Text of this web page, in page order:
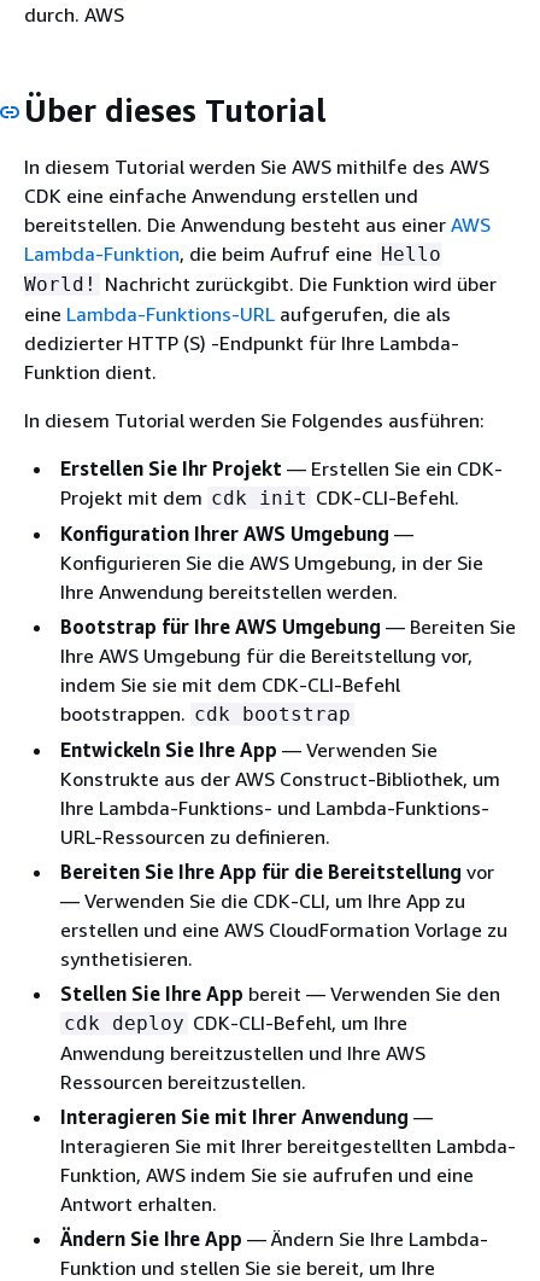
durch. AWS
Über dieses Tutorial
In diesem Tutorial werden Sie AWS mithilfe des AWS
CDK eine einfache Anwendung erstellen und
bereitstellen. Die Anwendung besteht aus einer AWS
Lambda-Funktion, die beim Aufruf eine Hello
World!
Nachricht zurückgibt. Die Funktion wird über
eine Lambda-Funktions-URL aufgerufen, die als
dedizierter HTTP (S) -Endpunkt für Ihre Lambda-
Funktion dient.
In diesem Tutorial werden Sie Folgendes ausführen:
Erstellen Sie Ihr Projekt — Erstellen Sie ein CDK-
Projekt mit dem cdk init CDK-CLI-Befehl.
Konfiguration Ihrer AWS Umgebung —
Konfigurieren Sie die AWS Umgebung, in der Sie
Ihre Anwendung bereitstellen werden.
Bootstrap für Ihre AWS Umgebung — Bereiten Sie
Ihre AWS Umgebung für die Bereitstellung vor,
indem Sie sie mit dem CDK-CLI-Befehl
bootstrappen. cdk bootstrap
Entwickeln Sie Ihre App — Verwenden Sie
Konstrukte aus der AWS Construct-Bibliothek, um
Ihre Lambda-Funktions- und Lambda-Funktions-
URL-Ressourcen zu definieren.
Bereiten Sie Ihre App für die Bereitstellung vor
— Verwenden Sie die CDK-CLI, um Ihre App zu
erstellen und eine AWS CloudFormation Vorlage zu
synthetisieren.
Stellen Sie Ihre App bereit — Verwenden Sie den
cdk deploy CDK-CLI-Befehl, um Ihre
Anwendung bereitzustellen und Ihre AWS
Ressourcen bereitzustellen.
Interagieren Sie mit Ihrer Anwendung —
Interagieren Sie mit Ihrer bereitgestellten Lambda-
Funktion, AWS indem Sie sie aufrufen und eine
Antwort erhalten.
Ändern Sie Ihre App — Ändern Sie Ihre Lambda-
Funktion und stellen Sie sie bereit, um Ihre